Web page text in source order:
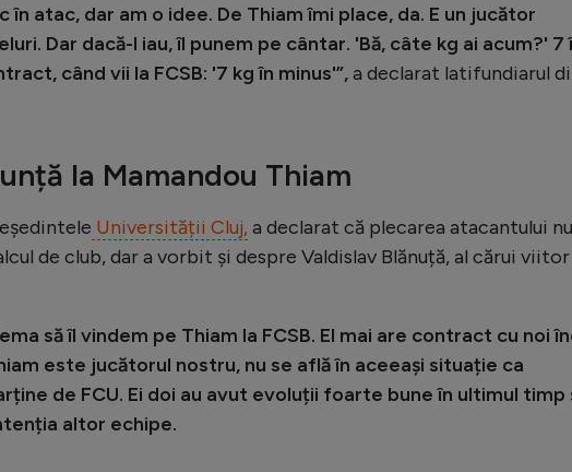
în atac, dar am o idee. De Thiam îmi place, da. E un jucător
Dar dacă-l iau, îl punem pe cântar. 'Bă, câte kg ai acum?' 7
când vii la FCSB: '7 kg în minus'”,a declarat latifundiarul
la Mamandou Thiam
Universității Cluj, a declarat că plecarea atacantului nu
de club, dar a vorbit și despre Valdislav Blănuță, al cărui viitor
să îl vindem pe Thiam la FCSB. El mai are contract cu noi
este jucătorul nostru, nu se află în aceeași situație ca
de FCU. Ei doi au avut evoluții foarte bune în ultimul timp
altor echipe.